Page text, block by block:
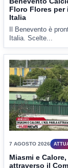
Benevento
Floro Flores
Italia
Il Benevento è
Italia. Scelte...